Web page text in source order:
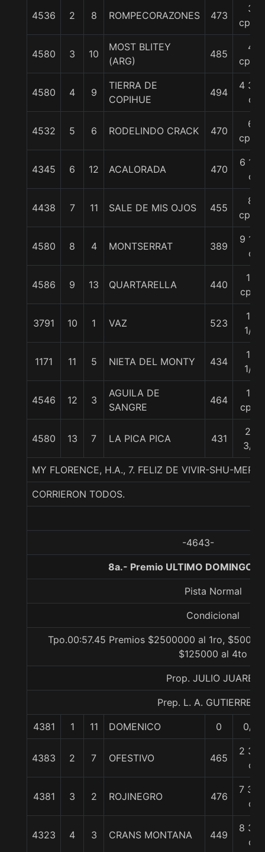
4536 2 8 ROMPECORAZONES 473
3
cpos.
4580 3 10
MOST BLITEY
(ARG)
485
4
cpos.
4580 4 9
TIERRA DE
COPIHUE
494
4 3/4
c
4532 5 6 RODELINDO CRACK 470
6
cpos.
4345 6 12 ACALORADA 470
6 1/4
c
4438 7 11 SALE DE MIS OJOS 455
8
cpos.
4580 8 4 MONTSERRAT 389
9 1/4
c
4586 9 13 QUARTARELLA 440
10
cpos
3791 10 1 VAZ 523
14
1/2
1171 11 5 NIETA DEL MONTY 434
16
1/2
4546 12 3
AGUILA DE
SANGRE
464
17
cpos
4580 13 7 LA PICA PICA 431
20
3/4
MY FLORENCE, H.A., 7. FELIZ DE VIVIR-SHU-
CORRIERON TODOS.
-4643-
8a.- Premio ULTIMO DOMINGO,
Pista Normal
Condicional
Tpo.00:57.45 Premios $2500000 al 1ro,
$125000 al 4to
Prop. JULIO JUAREZ
Prep. L. A. GUTIERREZ
4381 1 11 DOMENICO 0 0/0
4383 2 7 OFESTIVO 465
2 3/4
c
4381 3 2 ROJINEGRO 476
7 3/4
c
4323 4 3 CRANS MONTANA 449
8 3/4
c